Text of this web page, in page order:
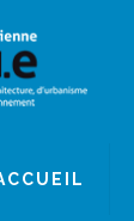
cookies